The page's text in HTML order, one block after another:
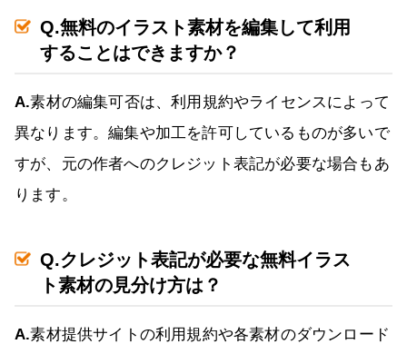
Q.無料のイラスト素材を編集して利用
することはできますか？
A.素材の編集可否は、利用規約やライセンスによって
異なります。編集や加工を許可しているものが多いで
すが、元の作者へのクレジット表記が必要な場合もあ
ります。
Q.クレジット表記が必要な無料イラス
ト素材の見分け方は？
A.素材提供サイトの利用規約や各素材のダウンロード